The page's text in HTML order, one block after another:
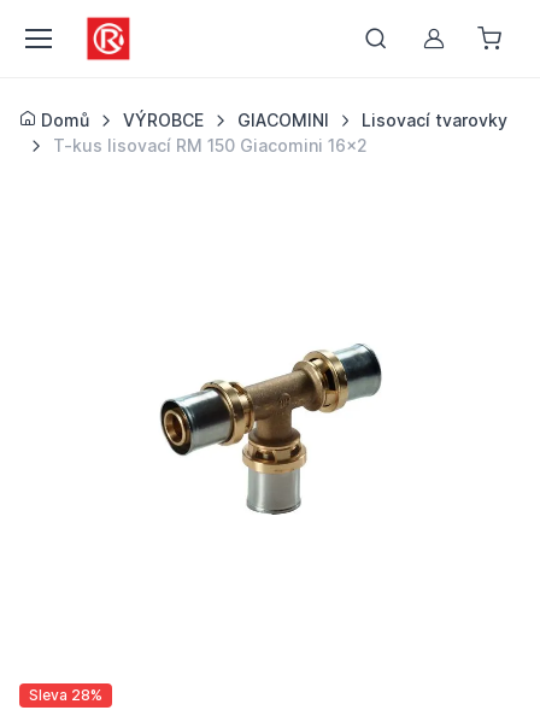
Můj účet
Domů VÝROBCE GIACOMINI
Lisovací tvarovky
T-kus lisovací RM 150 Giacomini 16x2
Sleva 28%